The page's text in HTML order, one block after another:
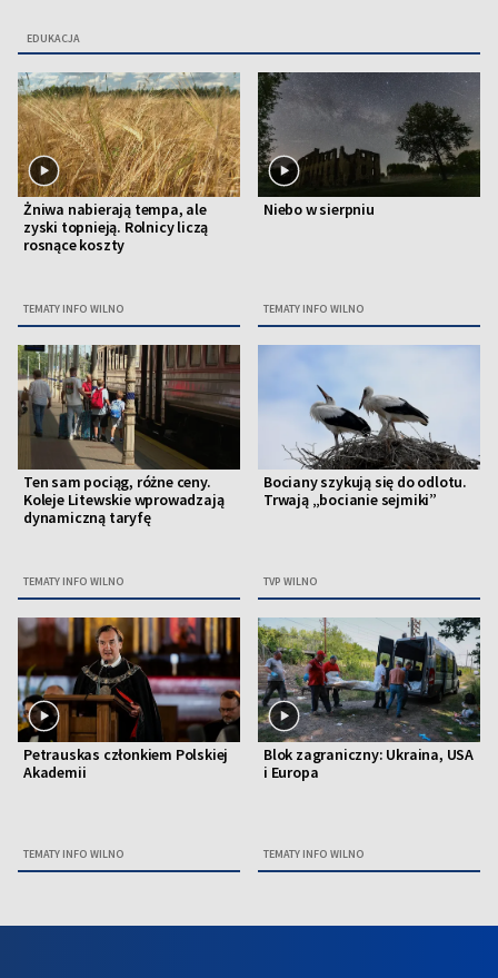
EDUKACJA
Żniwa nabierają tempa, ale
zyski topnieją. Rolnicy liczą
rosnące koszty
TEMATY INFO WILNO
Niebo w sierpniu
TEMATY INFO WILNO
Ten sam pociąg, różne ceny.
Koleje Litewskie wprowadzają
dynamiczną taryfę
TEMATY INFO WILNO
Bociany szykują się do odlotu.
Trwają „bocianie sejmiki”
TVP WILNO
Petrauskas członkiem Polskiej
Akademii
TEMATY INFO WILNO
Blok zagraniczny: Ukraina, USA
i Europa
TEMATY INFO WILNO